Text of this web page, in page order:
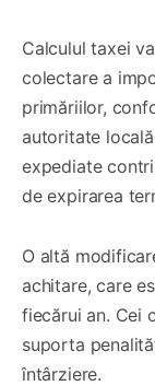
Calculul taxei
colectare a
primăriilor,
autoritate
expediate
de expirarea
O altă
achitare, care
fiecărui an. Cei
suporta
întârziere.